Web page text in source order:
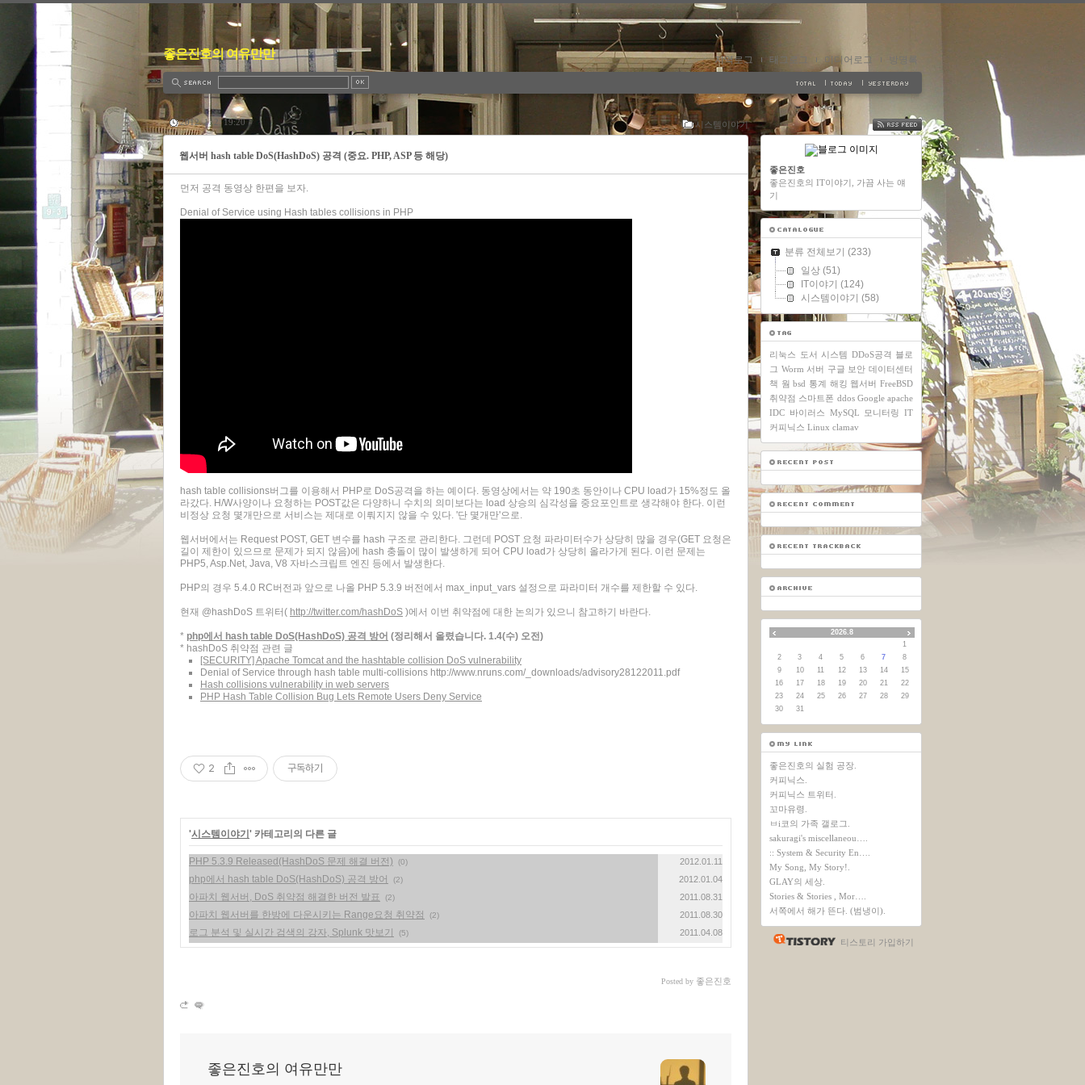
좋은진호의 여유만만 지역로그 태그로그 미디어로그 방명록
시스템이야기
2012. 1. 2. 19:20
웹서버 hash table DoS(HashDoS) 공격 (중요. PHP, ASP 등 해당)
먼저 공격 동영상 한편을 보자.
Denial of Service using Hash tables collisions in PHP
hash table collisions버그를 이용해서 PHP로 DoS공격을 하는 예이다. 동영상에서는 약 190초 동안이나 CPU load가 15%정도 올
라갔다. H/W사양이나 요청하는 POST값은 다양하니 수치의 의미보다는 load 상승의 심각성을 중요포인트로 생각해야 한다. 이런
비정상 요청 몇개만으로 서비스는 제대로 이뤄지지 않을 수 있다. '단 몇개만'으로.
웹서버에서는 Request POST, GET 변수를 hash 구조로 관리한다. 그런데 POST 요청 파라미터수가 상당히 많을 경우(GET 요청은
길이 제한이 있으므로 문제가 되지 않음)에 hash 충돌이 많이 발생하게 되어 CPU load가 상당히 올라가게 된다. 이런 문제는
PHP5, Asp.Net, Java, V8 자바스크립트 엔진 등에서 발생한다.
PHP의 경우 5.4.0 RC버전과 앞으로 나올 PHP 5.3.9 버전에서 max_input_vars 설정으로 파라미터 개수를 제한할 수 있다.
현재 @hashDoS 트위터( http://twitter.com/hashDoS )에서 이번 취약점에 대한 논의가 있으니 참고하기 바란다.
* php에서 hash table DoS(HashDoS) 공격 방어 (정리해서 올렸습니다. 1.4(수) 오전)
* hashDoS 취약점 관련 글
[SECURITY] Apache Tomcat and the hashtable collision DoS vulnerability
Denial of Service through hash table multi-collisions http://www.nruns.com/_downloads/advisory28122011.pdf
Hash collisions vulnerability in web servers
PHP Hash Table Collision Bug Lets Remote Users Deny Service
2 구독하기
'시스템이야기 ' 카테고리의 다른 글
PHP 5.3.9 Released(HashDoS 문제 해결 버전) (0) 2012.01.11
php에서 hash table DoS(HashDoS) 공격 방어 (2) 2012.01.04
아파치 웹서버, DoS 취약점 해결한 버전 발표 (2) 2011.08.31
아파치 웹서버를 한방에 다운시키는 Range요청 취약점 (2) 2011.08.30
로그 분석 및 실시간 검색의 강자, Splunk 맛보기 (5) 2011.04.08
Posted by 좋은진호
좋은진호의 여유만만
FEED
좋은진호
좋은진호의 IT이야기, 가끔 사는 얘
기
분류 전체보기 (233)
일상 (51)
IT이야기 (124)
시스템이야기 (58)
리눅스 도서 시스템 DDoS공격 블로
그 Worm 서버 구글 보안 데이터센터
책 웜 bsd 통계 해킹 웹서버 FreeBSD
취약점 스마트폰 ddos Google apache
IDC 바이러스 MySQL 모니터링 IT
커피닉스 Linux clamav
« »
2026.8
1
2
3 4 5 6 7
8
9
10 11 12 13 14
15
16
17 18 19 20 21
22
23
24 25 26 27 28
29
30
31
좋은진호의 실험 공장.
커피닉스.
커피닉스 트위터.
꼬마유령.
ㅂi코의 가족 갤로그.
sakuragi's miscellaneou….
:: System & Security En….
My Song, My Story!.
GLAY의 세상.
Stories & Stories , Mor….
서쪽에서 해가 뜬다. (범냉이).
티스토리 가입하기